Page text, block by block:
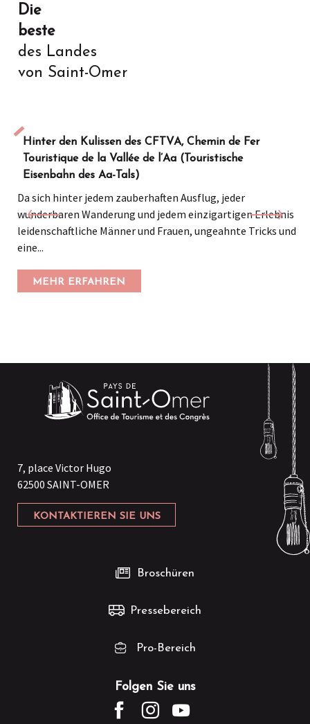
Die
beste
des Landes
von Saint-Omer
Hinter den Kulissen des CFTVA, Chemin de Fer
Touristique de la Vallée de l’Aa (Touristische
Eisenbahn des Aa-Tals)
Da sich hinter jedem zauberhaften Ausflug, jeder
wunderbaren Wanderung und jedem einzigartigen Erlebnis
leidenschaftliche Männer und Frauen, ungeahnte Tricks und
eine...
MEHR ERFAHREN
7, place Victor Hugo
62500 SAINT-OMER
KONTAKTIEREN SIE UNS
Folgen Sie uns
Broschüren
Pressebereich
Pro-Bereich